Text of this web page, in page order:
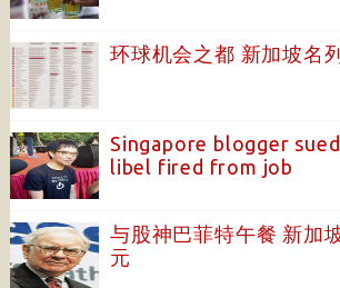
环球机会之都 新加坡名
Singapore blogger
libel fired from job
与股神巴菲特午餐 新加
元